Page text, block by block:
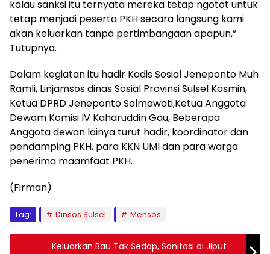
kalau sanksi itu ternyata mereka tetap ngotot untuk
tetap menjadi peserta PKH secara langsung kami
akan keluarkan tanpa pertimbangaan apapun,”
Tutupnya.
Dalam kegiatan itu hadir Kadis Sosial Jeneponto Muh
Ramli, Linjamsos dinas Sosial Provinsi Sulsel Kasmin,
Ketua DPRD Jeneponto Salmawati,Ketua Anggota
Dewam Komisi IV Kaharuddin Gau, Beberapa
Anggota dewan lainya turut hadir, koordinator dan
pendamping PKH, para KKN UMI dan para warga
penerima maamfaat PKH.
(Firman)
Tag: Dinsos Sulsel Mensos
Keluarkan Bau Tak Sedap, Sanitasi di Jiput